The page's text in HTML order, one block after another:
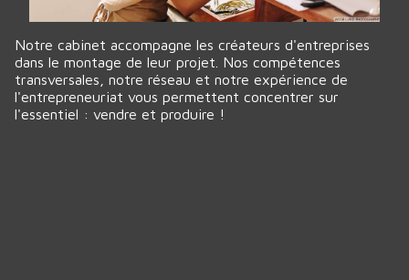
Notre cabinet accompagne les créateurs d'entreprises
dans le montage de leur projet. Nos compétences
transversales, notre réseau et notre expérience de
l'entrepreneuriat vous permettent concentrer sur
l'essentiel : vendre et produire !